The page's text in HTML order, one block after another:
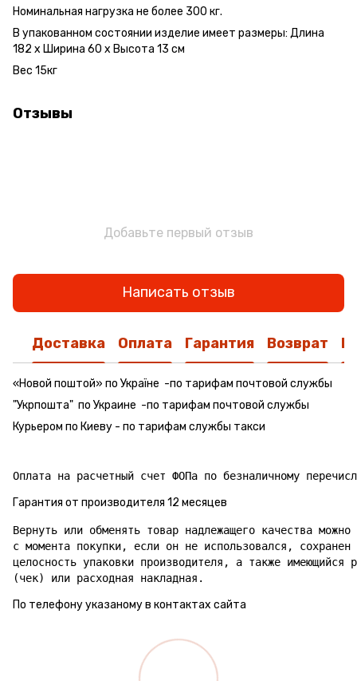
Номинальная нагрузка не более 300 кг.
В упакованном состоянии изделие имеет размеры: Длина
182 х Ширина 60 х Высота 13 см
Вес 15кг
Отзывы
Добавьте первый отзыв
Написать отзыв
Доставка Оплата Гарантия Возврат
«Новой поштой» по Україне -по тарифам почтовой службы
"Укрпошта" по Украине -по тарифам почтовой службы
Курьером по Киеву - по тарифам службы такси
Гарантия от производителя 12 месяцев
Вернуть или обменять товар надлежащего качества
с момента покупки, если он не использовался,
целосность упаковки производителя, а также имеющийся
(чек) или расходная накладная.
По телефону указаному в контактах сайта